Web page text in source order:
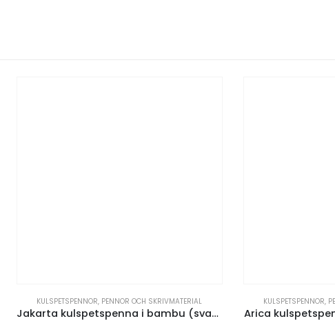
KULSPETSPENNOR, PENNOR OCH SKRIVMATERIAL
Jakarta kulspetspenna i bambu (svart bläck)
KULSPETSPENNOR,
Arica